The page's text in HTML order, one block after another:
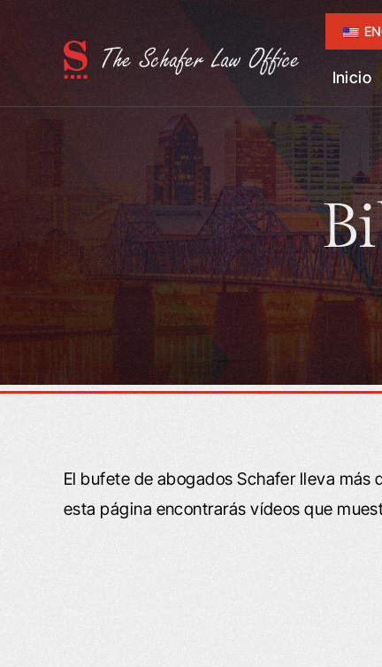
Inicio
El bufete de abogados Schafer lleva
esta página encontrarás vídeos que